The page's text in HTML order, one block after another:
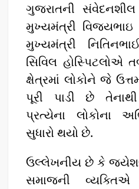
ગુજરાતની સંવેદનશીલ
મુખ્યમંત્રી
મુખ્યમંત્રી
સિવિલ હોસ્પિટલોએ
ક્ષેત્રમાં લોકોને જે
પૂરી પાડી છે તેનાથી
પ્રત્યેના લોકોના
સુધારો થયો છે.
ઉલ્લેખનીય છે કે
સમાજની